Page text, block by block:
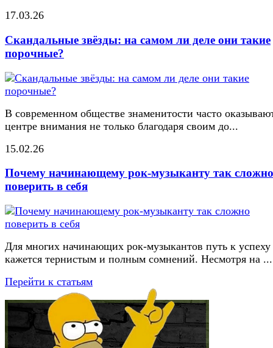
17.03.26
Скандальные звёзды: на самом ли деле они такие
порочные?
В современном обществе знаменитости часто
центре внимания не только благодаря своим до...
15.02.26
Почему начинающему рок-музыканту так сложно
поверить в себя
Для многих начинающих рок-музыкантов путь к успеху
кажется тернистым и полным сомнений. Несмотря на ...
Перейти к статьям